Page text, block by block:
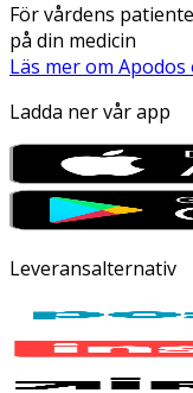
För vårdens
på din medicin
Läs mer om Apodos
Ladda ner vår app
Leveransalternativ